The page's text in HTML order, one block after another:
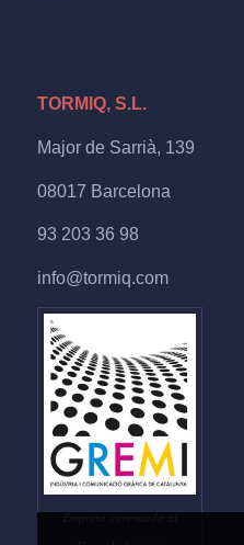
TORMIQ, S.L.
Major de Sarrià, 139
08017 Barcelona
93 203 36 98
info@tormiq.com
Empresa agremiada al